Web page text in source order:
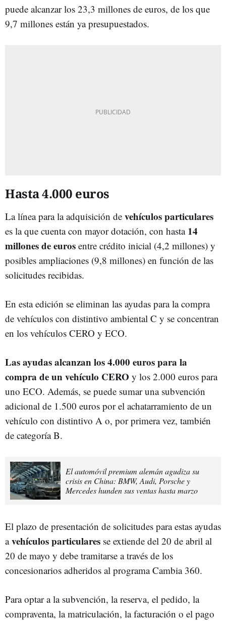
puede alcanzar los 23,3 millones de euros, de los que
9,7 millones están ya presupuestados.
Hasta 4.000 euros
La línea para la adquisición de vehículos particulares
es la que cuenta con mayor dotación, con hasta 14
millones de euros entre crédito inicial (4,2 millones) y
posibles ampliaciones (9,8 millones) en función de las
solicitudes recibidas.
En esta edición se eliminan las ayudas para la compra
de vehículos con distintivo ambiental C y se concentran
en los vehículos CERO y ECO.
Las ayudas alcanzan los 4.000 euros para la
compra de un vehículo CERO y los 2.000 euros para
uno ECO. Además, se puede sumar una subvención
adicional de 1.500 euros por el achatarramiento de un
vehículo con distintivo A o, por primera vez, también
de categoría B.
El automóvil premium alemán agudiza su
crisis en China: BMW, Audi, Porsche y
Mercedes hunden sus ventas hasta marzo
El plazo de presentación de solicitudes para estas ayudas
avehículos particulares se extiende del 20 de abril al
20 de mayo y debe tramitarse a través de los
concesionarios adheridos al programa Cambia 360.
Para optar a la subvención, la reserva, el pedido, la
compraventa, la matriculación, la facturación o el pago